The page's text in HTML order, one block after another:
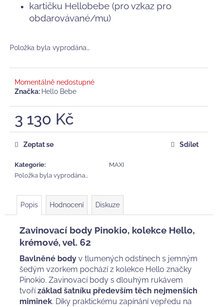
kartičku Hellobebe (pro vzkaz pro
obdarovávané/mu)
Položka byla vyprodána…
Momentálně nedostupné
Značka: Hello Bebe
3 130 Kč
Měrná
cena:
Kategorie:
MAXI
Položka byla vyprodána…
Zeptat se Sdílet
Popis Hodnocení Diskuze
Zavinovací body Pinokio, kolekce Hello,
krémové, vel. 62
Bavlněné body v tlumených odstínech s jemným
šedým vzorkem pochází z kolekce Hello značky
Pinokio. Zavinovací body s dlouhým rukávem
tvořízáklad šatníku především těch nejmenších
miminek. Díky praktickému zapínání vepředu na
Původně: